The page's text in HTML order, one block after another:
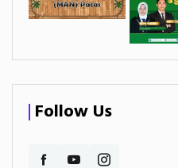
Follow Us